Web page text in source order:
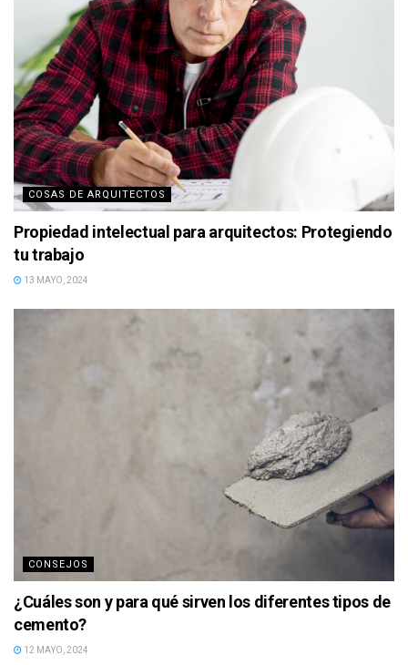
COSAS DE ARQUITECTOS
Propiedad intelectual para arquitectos: Protegiendo
tu trabajo
13 MAYO, 2024
CONSEJOS
¿Cuáles son y para qué sirven los diferentes tipos de
cemento?
12 MAYO, 2024